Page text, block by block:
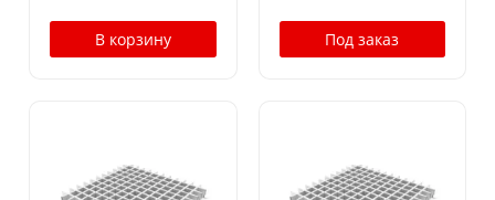
В корзину Под заказ